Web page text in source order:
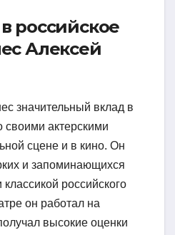
российское
Алексей
значительный вклад в
своими актерскими
сцене и в кино. Он
и запоминающихся
российского
он работал на
высокие оценки